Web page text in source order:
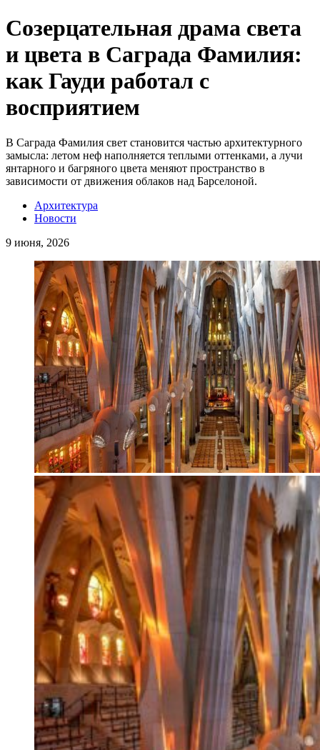
Созерцательная драма света
и цвета в Саграда Фамилия:
как Гауди работал с
восприятием
В Саграда Фамилия свет становится частью архитектурного
замысла: летом неф наполняется теплыми оттенками, а лучи
янтарного и багряного цвета меняют пространство в
зависимости от движения облаков над Барселоной.
Архитектура
Новости
9 июня, 2026